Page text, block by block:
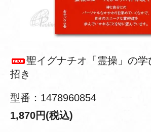
聖イグナチオ「霊操」の学
招き
型番：1478960854
1,870円(税込)